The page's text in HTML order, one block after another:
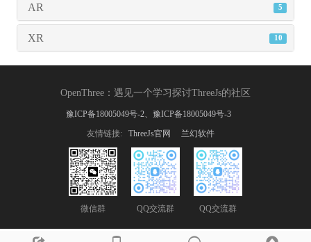
AR 5
XR 10
OpenThree ： 遇见一个学习探讨ThreeJs的社区
豫ICP备18005049号-2、豫ICP备18005049号-3
友情链接: ThreeJs官网 兰幻软件
微信群 QQ交流群 QQ交流群